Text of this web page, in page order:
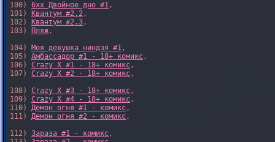
100) 6xx Двойное дно #1,
101)
Квантум #2.2,
102)
Квантум #2.3,
103)
Пляж,
104) Моя девушка ниндзя #1,
105) Амбассадор #1 - 18+ комикс,
106) Crazy X #1 - 18+ комикс,
107) Crazy X #2 - 18+ комикс,
108) Crazy X #3 - 18+ комикс,
109) Crazy X #4 - 18+ комикс,
110) Демон огня #1 - комикс,
111) Демон огня #2 - комикс,
112) Зараза #1 - комикс,